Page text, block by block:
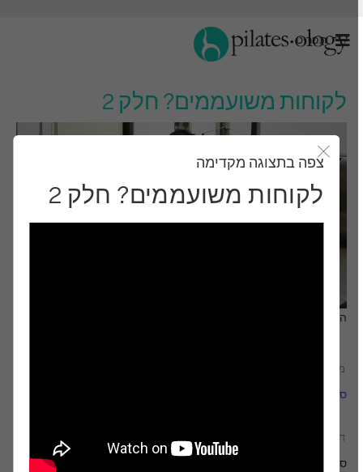
תַפרִיט
לקוחות משועממים? חלק 2
סגור את מודאל
צפה בתצוגה מקדימה
לקוחות משועממים? חלק 2
התבונן ותלמד
מוֹרֶה
סנדי שימודה
דרוש ציוד
סטודיו שלם